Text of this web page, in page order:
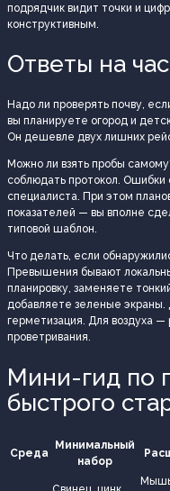
подрядчик видит точки и
конструктивным.
Ответы на
Надо ли проверять почву,
вы планируете огород и
Он дешевле двух лишних
Можно ли взять пробы
соблюдать протокол.
специалиста. При этом
показателей — вы вполне
типовой шаблон.
Что делать, если
Превышения бывают
планировку, заменяете
добавляете зеленые экраны.
герметизация. Для воздуха
проветривания.
Мини-гид по
быстрого
Среда
Минимальный
набор